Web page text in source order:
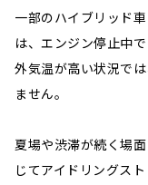
一部のハイブリッド
は、エンジン停止中
外気温が高い状況で
ません。
夏場や渋滞が続く場
じてアイドリングス